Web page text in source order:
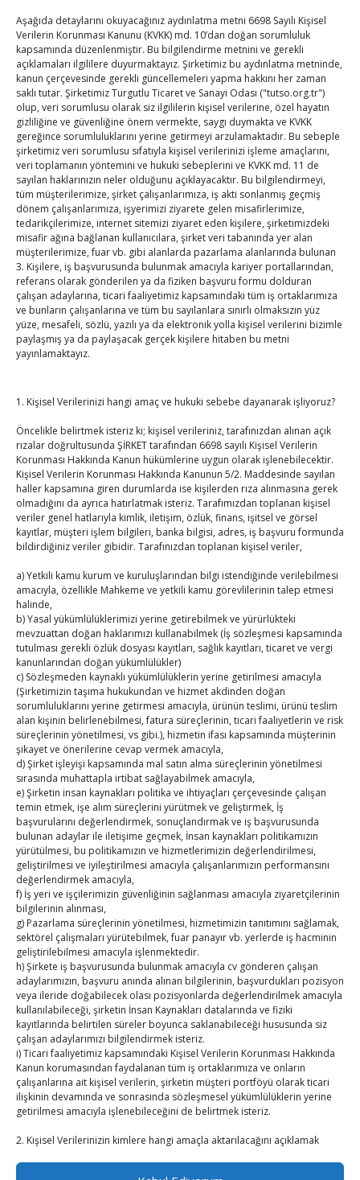
Aşağıda detaylarını okuyacağınız aydınlatma metni 6698 Sayılı Kişisel
Verilerin Korunması Kanunu (KVKK) md. 10’dan doğan sorumluluk
kapsamında düzenlenmiştir. Bu bilgilendirme metnini ve gerekli
açıklamaları ilgililere duyurmaktayız. Şirketimiz bu aydınlatma metninde,
kanun çerçevesinde gerekli güncellemeleri yapma hakkını her zaman
saklı tutar. Şirketimiz Turgutlu Ticaret ve Sanayi Odası ("tutso.org.tr")
olup, veri sorumlusu olarak siz ilgililerin kişisel verilerine, özel hayatın
gizliliğine ve güvenliğine önem vermekte, saygı duymakta ve KVKK
gereğince sorumluluklarını yerine getirmeyi arzulamaktadır. Bu sebeple
şirketimiz veri sorumlusu sıfatıyla kişisel verilerinizi işleme amaçlarını,
veri toplamanın yöntemini ve hukuki sebeplerini ve KVKK md. 11 de
sayılan haklarınızın neler olduğunu açıklayacaktır. Bu bilgilendirmeyi,
tüm müşterilerimize, şirket çalışanlarımıza, iş akti sonlanmış geçmiş
dönem çalışanlarımıza, işyerimizi ziyarete gelen misafirlerimize,
tedarikçilerimize, internet sitemizi ziyaret eden kişilere, şirketimizdeki
misafir ağına bağlanan kullanıcılara, şirket veri tabanında yer alan
müşterilerimize, fuar vb. gibi alanlarda pazarlama alanlarında bulunan
3. Kişilere, iş başvurusunda bulunmak amacıyla kariyer portallarından,
referans olarak gönderilen ya da fiziken başvuru formu dolduran
çalışan adaylarına, ticari faaliyetimiz kapsamındaki tüm iş ortaklarımıza
ve bunların çalışanlarına ve tüm bu sayılanlara sınırlı olmaksızın yüz
yüze, mesafeli, sözlü, yazılı ya da elektronik yolla kişisel verilerini bizimle
paylaşmış ya da paylaşacak gerçek kişilere hitaben bu metni
yayınlamaktayız.
1. Kişisel Verilerinizi hangi amaç ve hukuki sebebe dayanarak işliyoruz?
Öncelikle belirtmek isteriz ki; kişisel verileriniz, tarafınızdan alınan açık
rızalar doğrultusunda ŞİRKET tarafından 6698 sayılı Kişisel Verilerin
Korunması Hakkında Kanun hükümlerine uygun olarak işlenebilecektir.
Kişisel Verilerin Korunması Hakkında Kanunun 5/2. Maddesinde sayılan
haller kapsamına giren durumlarda ise kişilerden rıza alınmasına gerek
olmadığını da ayrıca hatırlatmak isteriz. Tarafımızdan toplanan kişisel
veriler genel hatlarıyla kimlik, iletişim, özlük, finans, işitsel ve görsel
kayıtlar, müşteri işlem bilgileri, banka bilgisi, adres, iş başvuru formunda
bildirdiğiniz veriler gibidir. Tarafınızdan toplanan kişisel veriler,
a) Yetkili kamu kurum ve kuruluşlarından bilgi istendiğinde verilebilmesi
amacıyla, özellikle Mahkeme ve yetkili kamu görevlilerinin talep etmesi
halinde,
b) Yasal yükümlülüklerimizi yerine getirebilmek ve yürürlükteki
mevzuattan doğan haklarımızı kullanabilmek (İş sözleşmesi kapsamında
tutulması gerekli özlük dosyası kayıtları, sağlık kayıtları, ticaret ve vergi
kanunlarından doğan yükümlülükler)
c) Sözleşmeden kaynaklı yükümlülüklerin yerine getirilmesi amacıyla
(Şirketimizin taşıma hukukundan ve hizmet akdinden doğan
sorumluluklarını yerine getirmesi amacıyla, ürünün teslimi, ürünü teslim
alan kişinin belirlenebilmesi, fatura süreçlerinin, ticari faaliyetlerin ve risk
süreçlerinin yönetilmesi, vs gibi.), hizmetin ifası kapsamında müşterinin
şikayet ve önerilerine cevap vermek amacıyla,
d) Şirket işleyişi kapsamında mal satın alma süreçlerinin yönetilmesi
sırasında muhattapla irtibat sağlayabilmek amacıyla,
e) Şirketin insan kaynakları politika ve ihtiyaçları çerçevesinde çalışan
temin etmek, işe alım süreçlerini yürütmek ve geliştirmek, İş
başvurularını değerlendirmek, sonuçlandırmak ve iş başvurusunda
bulunan adaylar ile iletişime geçmek, İnsan kaynakları politikamızın
yürütülmesi, bu politikamızın ve hizmetlerimizin değerlendirilmesi,
geliştirilmesi ve iyileştirilmesi amacıyla çalışanlarımızın performansını
değerlendirmek amacıyla,
f) İş yeri ve işçilerimizin güvenliğinin sağlanması amacıyla ziyaretçilerinin
bilgilerinin alınması,
g) Pazarlama süreçlerinin yönetilmesi, hizmetimizin tanıtımını sağlamak,
sektörel çalışmaları yürütebilmek, fuar panayır vb. yerlerde iş hacminin
geliştirilebilmesi amacıyla işlenmektedir.
h) Şirkete iş başvurusunda bulunmak amacıyla cv gönderen çalışan
adaylarımızın, başvuru anında alınan bilgilerinin, başvurdukları pozisyon
veya ileride doğabilecek olası pozisyonlarda değerlendirilmek amacıyla
kullanılabileceği, şirketin İnsan Kaynakları datalarında ve fiziki
kayıtlarında belirtilen süreler boyunca saklanabileceği hususunda siz
çalışan adaylarımızı bilgilendirmek isteriz.
i) Ticari faaliyetimiz kapsamındaki Kişisel Verilerin Korunması Hakkında
Kanun korumasından faydalanan tüm iş ortaklarımıza ve onların
çalışanlarına ait kişisel verilerin, şirketin müşteri portföyü olarak ticari
ilişkinin devamında ve sonrasında sözleşmesel yükümlülüklerin yerine
getirilmesi amacıyla işlenebileceğini de belirtmek isteriz.
2. Kişisel Verilerinizin kimlere hangi amaçla aktarılacağını açıklamak
Öncelikle kişisel verileriniz Şirketimiz ile güvendedir. Bu verilerinizi 3.
navigation
araya geldi→
TOBB Son Yazılar
Hisarcıklıoğlu’ndan ‘girişimci olun’ tavsiyesi
ByTUTSOon Ağu 8, 2026
SEDDK Başkanı Menteş’e ziyaret
ByTUTSOon Ağu 8, 2026
Hisarcıklıoğlu ICCD Genel Sekreteri Khalawi ile görüştü
Kahramanmaraş Ticaret ve Sanayi Odası’nın yeni
binası hizmete açıldı
ByTUTSOon Ağu 5, 2026
Diren ailesine taziye ziyareti
ByTUTSOon Ağu 4, 2026
Ağustos 2026
P
1
2
3
4 5 6 7 8
9
10
11 12 13 14 15
16
17
18 19 20 21 22
23
24
25 26 27 28 29
30
31
« Tem
E-BÜLTEN
Kasaba Ekonomi Dergisi
TOBB HABER
TUTSO İktisadi Durum Raporu
Hisarcıklıoğlu’ndan ‘girişimci olun’ tavsiyesi
SEDDK Başkanı Menteş’e ziyaret
Hisarcıklıoğlu ICCD Genel Sekreteri Khalawi ile görüştü
Kahramanmaraş Ticaret ve Sanayi Odası’nın yeni
binası hizmete açıldı
Diren ailesine taziye ziyareti